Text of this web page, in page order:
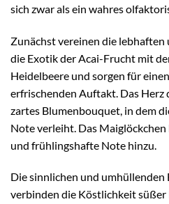
sich zwar als ein wahres
Zunächst vereinen die
die Exotik der Acai-Frucht mit
Heidelbeere und sorgen für
erfrischenden Auftakt. Das
zartes Blumenbouquet, in dem
Note verleiht. Das
und frühlingshafte Note hinzu.
Die sinnlichen und umhüllenden
verbinden die Köstlichkeit